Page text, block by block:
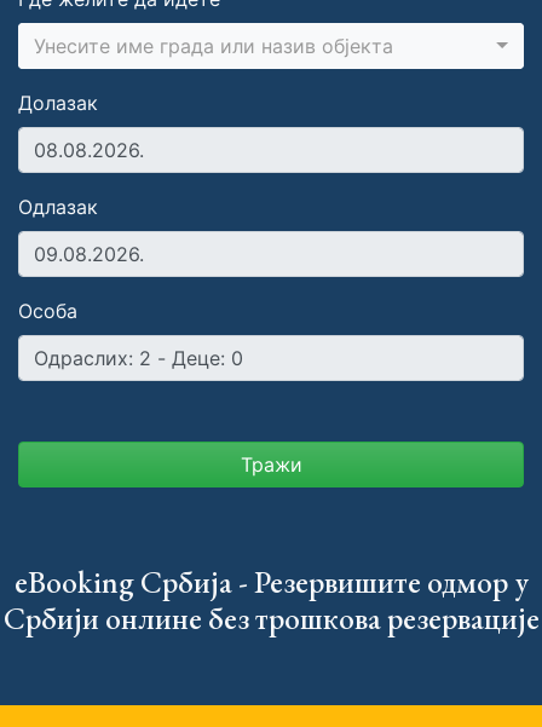
Унесите име града или назив објекта
Долазак
Одлазак
Особа
Тражи
eBooking Србија - Резервишите одмор у
Србији онлине без трошкова резервације